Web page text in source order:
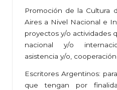
Promoción de la Cultura
Aires a Nivel Nacional e
proyectos y/o actividades
nacional y/o
asistencia y/o,
Escritores Argentinos:
que tengan por